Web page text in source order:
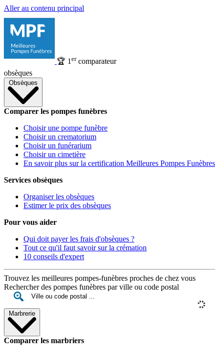
Aller au contenu principal
🏆 1 ercomparateur
obsèques
Obsèques
Comparer les pompes funèbres
Choisir une pompe funèbre
Choisir un crematorium
Choisir un funérarium
Choisir un cimetière
En savoir plus sur la certification Meilleures Pompes Funèbres
Services obsèques
Organiser les obsèques
Estimer le prix des obsèques
Pour vous aider
Qui doit payer les frais d'obsèques ?
Tout ce qu'il faut savoir sur la crémation
10 conseils d'expert
Trouvez les meilleures pompes-funèbres proches de chez vous
Rechercher des pompes funèbres par ville ou code postal
Marbrerie
Comparer les marbriers